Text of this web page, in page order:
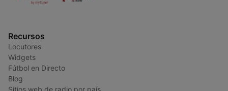
Recursos
Locutores
Widgets
Fútbol en Directo
Blog